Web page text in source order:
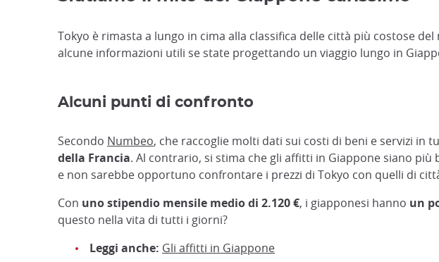
Tokyo è rimasta a lungo in cima alla classifica delle città più costose
alcune informazioni utili se state progettando un viaggio lungo in
Alcuni punti di confronto
Secondo Numbeo, che raccoglie molti dati sui costi di beni e servizi in
della Francia. Al contrario, si stima che gli affitti in Giappone siano
e non sarebbe opportuno confrontare i prezzi di Tokyo con quelli di
Con uno stipendio mensile medio di 2.120 €, i giapponesi hanno un
questo nella vita di tutti i giorni?
Leggi anche: Gli affitti in Giappone